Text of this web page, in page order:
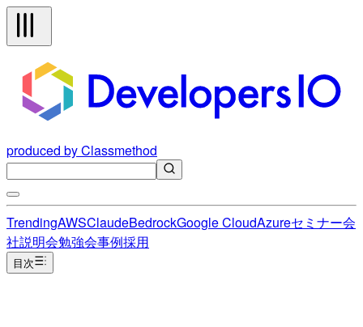
produced by Classmethod
TrendingAWSClaudeBedrockGoogle CloudAzureセミナー会
社説明会勉強会事例採用
目次